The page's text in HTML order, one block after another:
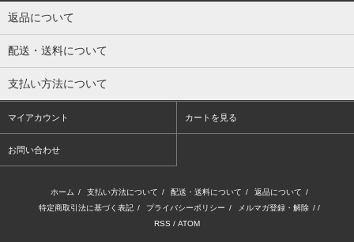
返品について
配送・送料について
支払い方法について
マイアカウント カートを見る
お問い合わせ
ホーム / 支払い方法について / 配送・送料について / 返品について /
特定商取引法に基づく表記 / プライバシーポリシー / メルマガ登録・解除 / /
RSS / ATOM